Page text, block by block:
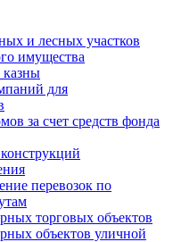
и лесных участков
имущества
для
за счет средств фонда
перевозок по
торговых объектов
объектов уличной